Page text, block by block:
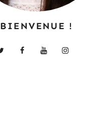
BIENVENUE !